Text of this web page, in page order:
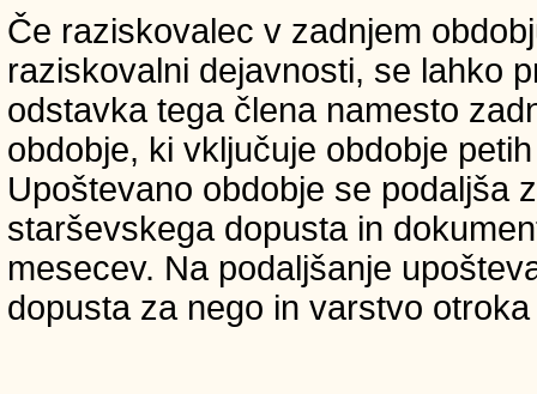
Če raziskovalec v zadnjem
raziskovalni dejavnosti, se lahko
odstavka tega člena namesto
obdobje, ki vključuje obdobje
Upoštevano obdobje se podaljša
starševskega dopusta in
mesecev. Na podaljšanje
dopusta za nego in varstvo